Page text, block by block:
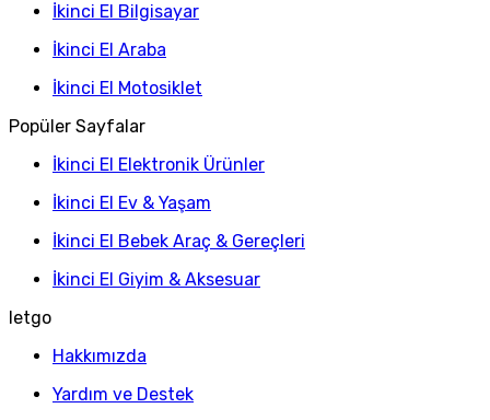
İkinci El Bilgisayar
İkinci El Araba
İkinci El Motosiklet
Popüler Sayfalar
İkinci El Elektronik Ürünler
İkinci El Ev & Yaşam
İkinci El Bebek Araç & Gereçleri
İkinci El Giyim & Aksesuar
letgo
Hakkımızda
Yardım ve Destek